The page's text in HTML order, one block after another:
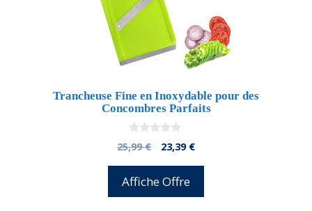
Trancheuse Fine en Inoxydable pour des
Concombres Parfaits
0
d
25,99€
El
original
era:
23,39 €El
Affiche Offre